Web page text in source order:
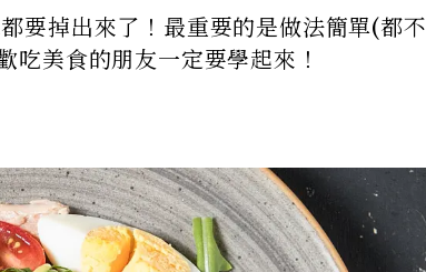
要掉出來了！最重要的是做法簡單(都
吃美食的朋友一定要學起來！